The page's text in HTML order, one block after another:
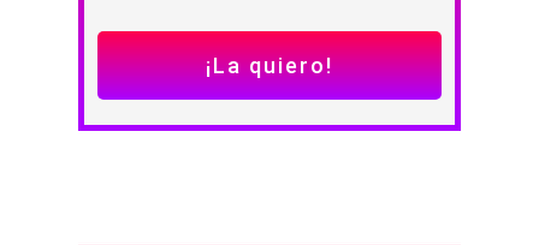
¡La quiero!